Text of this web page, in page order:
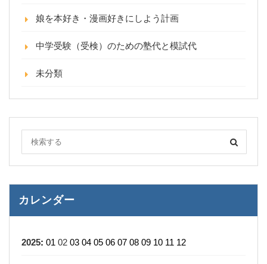
娘を本好き・漫画好きにしよう計画
中学受験（受検）のための塾代と模試代
未分類
カレンダー
2025: 01 02 03 04 05 06 07 08 09 10 11 12